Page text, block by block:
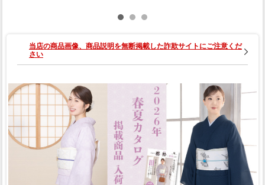
当店の商品画像、商品説明を無断掲載した詐欺サイトにご注意くだ
さい